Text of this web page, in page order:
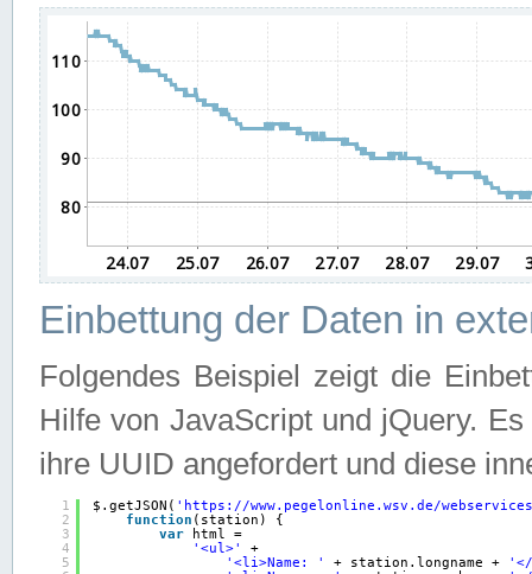
Einbettung der Daten in
Folgendes Beispiel zeigt die
Hilfe von JavaScript und jQuery.
ihre UUID angefordert und diese
1
2
3
4
5
$.getJSON( ' https://www.pegelonline.wsv.de/
function (station) {
var
html =
'<ul>'
+
'<li>Name: '
+ station.longname +